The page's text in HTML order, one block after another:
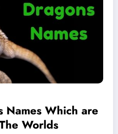
Names Which are
Worlds